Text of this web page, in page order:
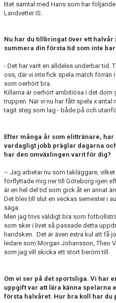
litet samtal med Hans som har
Landvetter IS.
Nu har du tillbringat över ett halvår
summera din första tid som inte
- Det har varit en alldeles underbar tid.
oss, där vi inte fick spela match förrän
som oerhört bra.
Killarna är oerhört ambitiösa i det dom
truppen. När vi nu har fått spela x
tagit steg som lag - både på och
Efter många år som elittränare,
vardagligt jobb präglar dagarna
har den omväxlingen varit för dig?
– Jag arbetar nu som takläggare,
förflyttade mig ner till Göteborg igen
är en hel del tid som gick åt en annat
Det blev till slut en veckas semester i
säga.
Men jag trivs väldigt bra som
som sker i livet så passade detta
handsken. Det är även extra kul att få
ledare som Morgan Johansson, Theo
som jag vill skicka ett stort beröm till.
Om vi ser på det sportsliga. Vi har
uppgift var att lära känna spelarna
första halvåret. Hur bra koll har du